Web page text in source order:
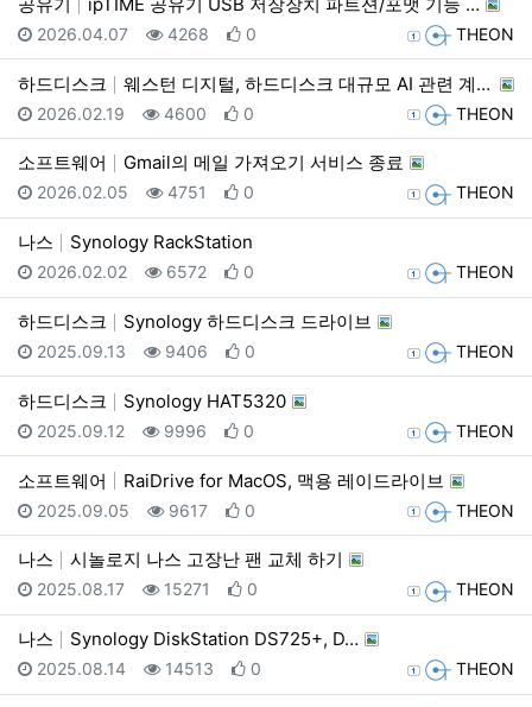
등록자 THEON
등록일
2026.04.07 조회
4268 추천
0
하드디스크 웨스턴 디지털, 하드디스크 대규모 AI 관련 계약 발표…
등록자 THEON
등록일
2026.02.19 조회
4600 추천
0
소프트웨어 Gmail의 메일 가져오기 서비스 종료
등록자 THEON
등록일
2026.02.05 조회
4751 추천
0
나스 Synology RackStation
등록자 THEON
등록일
2026.02.02 조회
6572 추천
0
하드디스크 Synology 하드디스크 드라이브
등록자 THEON
등록일
2025.09.13 조회
9406 추천
0
하드디스크 Synology HAT5320
등록자 THEON
등록일
2025.09.12 조회
9996 추천
0
소프트웨어 RaiDrive for MacOS, 맥용 레이드라이브
등록자 THEON
등록일
2025.09.05 조회
9617 추천
0
나스 시놀로지 나스 고장난 팬 교체 하기
등록자 THEON
등록일
2025.08.17 조회
15271 추천
0
나스 Synology DiskStation DS725+, D…
등록자 THEON
등록일
2025.08.14 조회
14513 추천
0